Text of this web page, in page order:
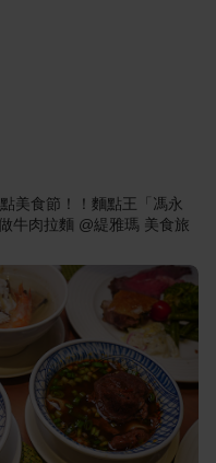
美食節！！麵點王「馮永
牛肉拉麵 @緹雅瑪 美食旅